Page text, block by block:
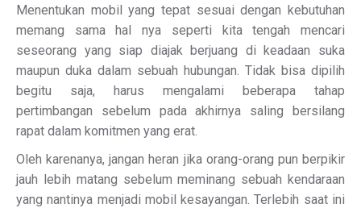
Menentukan mobil yang tepat sesuai dengan kebutuhan
memang sama hal nya seperti kita tengah mencari
seseorang yang siap diajak berjuang di keadaan suka
maupun duka dalam sebuah hubungan. Tidak bisa dipilih
begitu saja, harus mengalami beberapa tahap
pertimbangan sebelum pada akhirnya saling bersilang
rapat dalam komitmen yang erat.
Oleh karenanya, jangan heran jika orang-orang pun berpikir
jauh lebih matang sebelum meminang sebuah kendaraan
yang nantinya menjadi mobil kesayangan. Terlebih saat ini